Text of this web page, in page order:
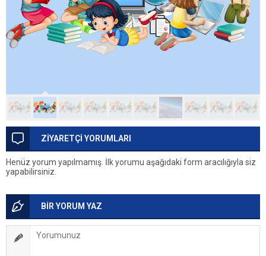
ZİYARETÇİ YORUMLARI
Henüz yorum yapılmamış. İlk yorumu aşağıdaki form aracılığıyla siz
yapabilirsiniz.
BİR YORUM YAZ